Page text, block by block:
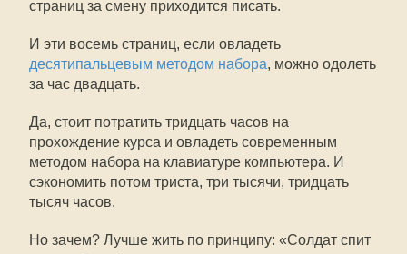
страниц за смену приходится писать.
И эти восемь страниц, если овладеть
десятипальцевым методом набора, можно одолеть
за час двадцать.
Да, стоит потратить тридцать часов на
прохождение курса и овладеть современным
методом набора на клавиатуре компьютера. И
сэкономить потом триста, три тысячи, тридцать
тысяч часов.
Но зачем? Лучше жить по принципу: «Солдат спит